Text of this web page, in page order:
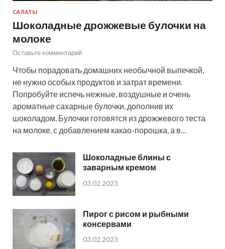
САЛАТЫ
Шоколадные дрожжевые булочки на
молоке
Оставьте комментарий
Чтобы порадовать домашних необычной выпечкой,
не нужно особых продуктов и затрат времени.
Попробуйте испечь нежные, воздушные и очень
ароматные сахарные булочки, дополнив их
шоколадом. Булочки готовятся из дрожжевого теста
на молоке, с добавлением какао-порошка, а в…
Шоколадные блины с
заварным кремом
03.02.2023
Пирог с рисом и рыбными
консервами
03.02.2023